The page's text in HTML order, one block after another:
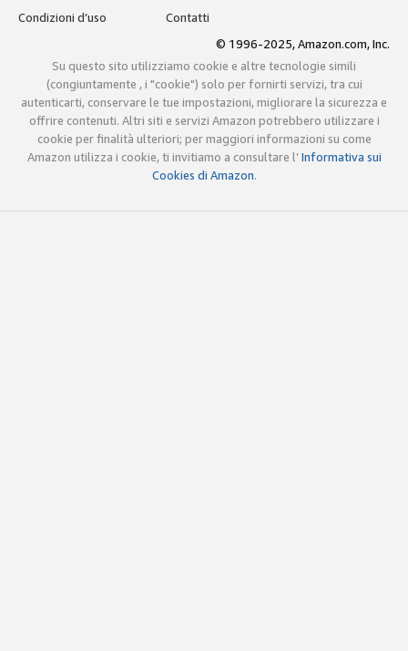
Condizioni d’uso
Contatti
© 1996-2025, Amazon.com, Inc.
Su questo sito utilizziamo cookie e altre tecnologie simili
(congiuntamente , i "cookie") solo per fornirti servizi, tra cui
autenticarti, conservare le tue impostazioni, migliorare la sicurezza e
offrire contenuti. Altri siti e servizi Amazon potrebbero utilizzare i
cookie per finalità ulteriori; per maggiori informazioni su come
Amazon utilizza i cookie, ti invitiamo a consultare l’Informativa sui
Cookies di Amazon.